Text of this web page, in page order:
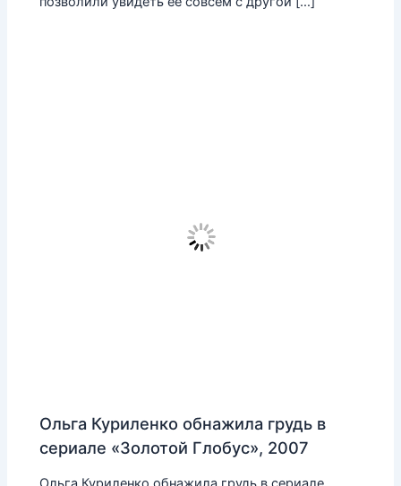
Ольга Куриленко обнажила грудь в
сериале «Золотой Глобус», 2007